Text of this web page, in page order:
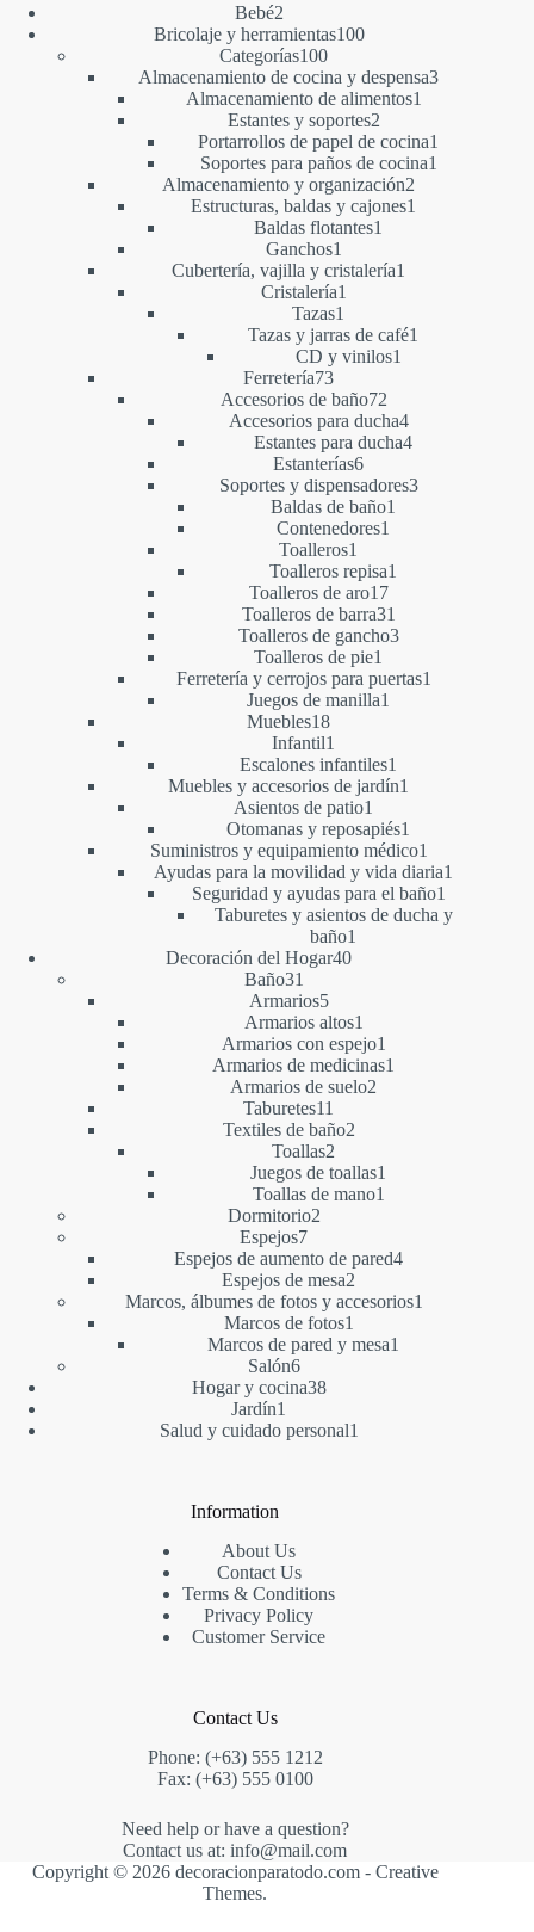
Bebé22
productos
Bricolaje y herramientas100100
Categorías100100
productos
Almacenamiento de cocina y despensa33
Almacenamiento de alimentos1
Estantes y soportes22
productos
Portarrollos de papel de cocina1
Soportes para paños de cocina1
Almacenamiento y organización2
Estructuras, baldas y cajones1
Baldas flotantes1
Ganchos1
producto
Cubertería, vajilla y cristalería1
Cristalería1
Tazas1
producto
Tazas y jarras de café1
CD y vinilos1
Ferretería7373
productos
Accesorios de baño7272
productos
Accesorios para ducha44
productos
Estantes para ducha44
Estanterías66
productos
Soportes y dispensadores33
Baldas de baño1
Contenedores1
Toalleros1
producto
Toalleros repisa1
Toalleros de aro1717
productos
Toalleros de barra31
productos
Toalleros de gancho33
Toalleros de pie1
producto
Ferretería y cerrojos para puertas1
Juegos de manilla1
Muebles1818
productos
Infantil1
producto
Escalones infantiles1
producto
Muebles y accesorios de jardín1
Asientos de patio1
producto
Otomanas y reposapiés1
producto
Suministros y equipamiento médico1
producto
Ayudas para la movilidad y vida diaria1
Seguridad y ayudas para el baño1
producto
Taburetes y asientos de ducha y
baño1
Decoración del Hogar4040
Baño31
productos
Armarios55
productos
Armarios altos1
producto
Armarios con espejo1
producto
Armarios de medicinas1
Armarios de suelo2
Taburetes11
productos
Textiles de baño22
Toallas2
productos
Juegos de toallas1
Toallas de mano1
Dormitorio22
Espejos77
productos
Espejos de aumento de pared44
Espejos de mesa2
productos
Marcos, álbumes de fotos y accesorios1
Marcos de fotos1
producto
Marcos de pared y mesa1
Salón66
productos
Hogar y cocina3838
Jardín1
producto
Salud y cuidado personal1
Information
About Us
Contact Us
Terms & Conditions
Privacy Policy
Customer Service
Contact Us
Phone: (+63) 555 1212
Fax: (+63) 555 0100
Need help or have a question?
Contact us at: info@mail.com
Copyright © 2026 decoracionparatodo.com - Creative
Themes.